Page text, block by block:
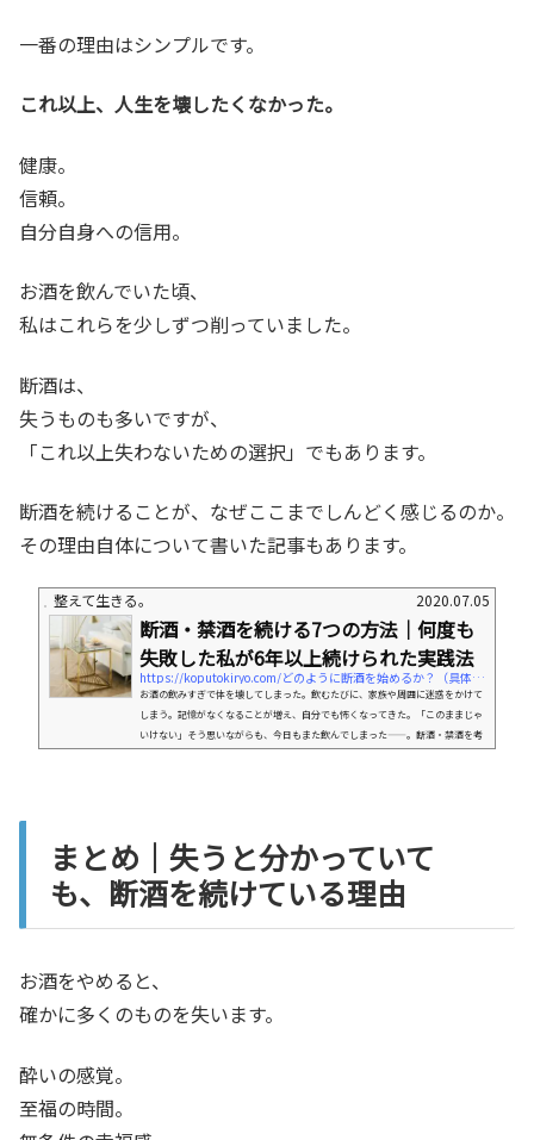
一番の理由はシンプルです。
これ以上、人生を壊したくなかった。
健康。
信頼。
自分自身への信用。
お酒を飲んでいた頃、
私はこれらを少しずつ削っていました。
断酒は、
失うものも多いですが、
「これ以上失わないための選択」でもあります。
断酒を続けることが、なぜここまでしんどく感じるのか。
その理由自体について書いた記事もあります。
整えて生きる。 2020.07.05
断酒・禁酒を続ける7つの方法｜何度も
失敗した私が6年以上続けられた実践法
https://koputokiryo.com/どのように断酒を始めるか？（具体的な方法）
お酒の飲みすぎで体を壊してしまった。飲むたびに、家族や周囲に迷惑をかけて
しまう。記憶がなくなることが増え、自分でも怖くなってきた。「このままじゃ
いけない」そう思いながらも、今日もまた飲んでしまった——。断酒・禁酒を考
まとめ｜失うと分かっていて
も、断酒を続けている理由
お酒をやめると、
確かに多くのものを失います。
酔いの感覚。
至福の時間。